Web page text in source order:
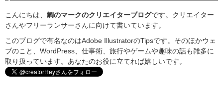
こんにちは、 鯛のマークのクリエイターブログです。クリエイター
さんやフリーランサーさんに向けて書いています。
このブログで有名なのはAdobe IllustratorのTipsです。そのほかウェ
ブのこと、WordPress、仕事術、旅行やゲームや趣味の話も雑多に
取り扱っています。あなたのお役に立てれば嬉しいです。